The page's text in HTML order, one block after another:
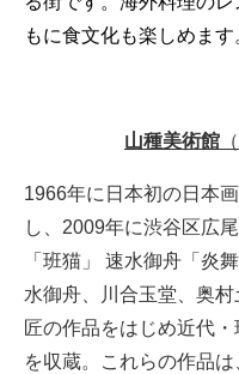
もに食文化も楽しめます
山種美術館
1966年に日本初の日本
し、2009年に渋谷区広
「班猫」 速水御舟「炎
水御舟、川合玉堂、奥
匠の作品をはじめ近代
を収蔵。これらの作品